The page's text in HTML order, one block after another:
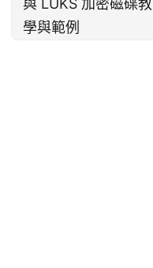
與 LUKS 加密磁碟教
學與範例